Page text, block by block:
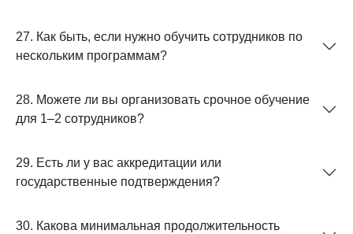
27. Как быть, если нужно обучить сотрудников по
нескольким программам?
28. Можете ли вы организовать срочное обучение
для 1–2 сотрудников?
29. Есть ли у вас аккредитации или
государственные подтверждения?
30. Какова минимальная продолжительность